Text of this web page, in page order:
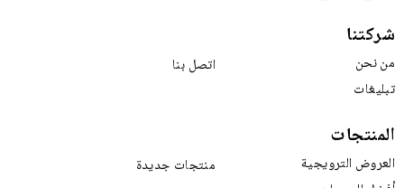
شركتنا
من نحن
اتصل بنا
تبليغات
المنتجات
العروض الترويجية
منتجات جديدة